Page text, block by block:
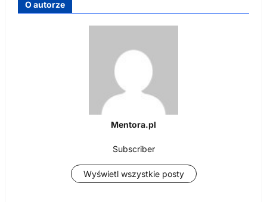
O autorze
Mentora.pl
Subscriber
Wyświetl wszystkie posty